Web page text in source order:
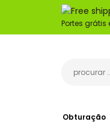
Portes grátis
Obturação